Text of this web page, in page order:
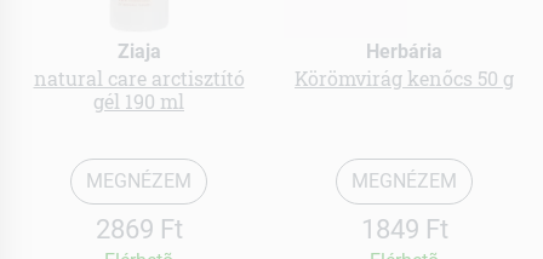
Ziaja
natural care arctisztító
gél 190 ml
MEGNÉZEM
2869 Ft
Herbária
Körömvirág kenőcs 50 g
MEGNÉZEM
1849 Ft